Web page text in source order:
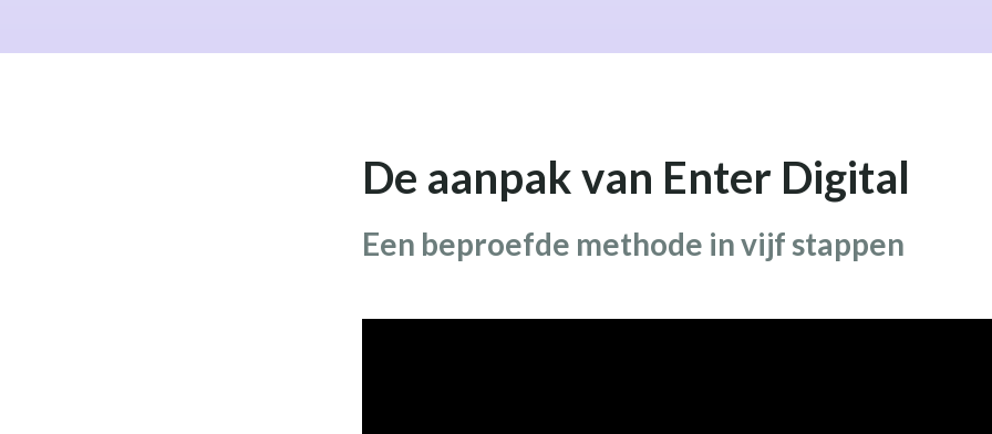
De aanpak van Enter Digital
Een beproefde methode invijf stappen